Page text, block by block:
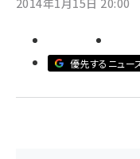
2014年1月15日 20:00
優先するニュー